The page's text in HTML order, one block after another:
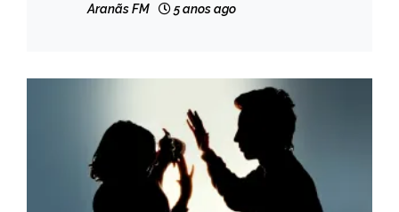
Aranãs FM 5 anos ago